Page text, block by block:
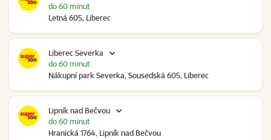
Letná 605, Liberec
do 60 minut
Liberec Severka
Nákupní park Severka, Sousedská 605, Liberec
do 60 minut
Lipník nad Bečvou
Hranická 1764, Lipník nad Bečvou
do 60 minut